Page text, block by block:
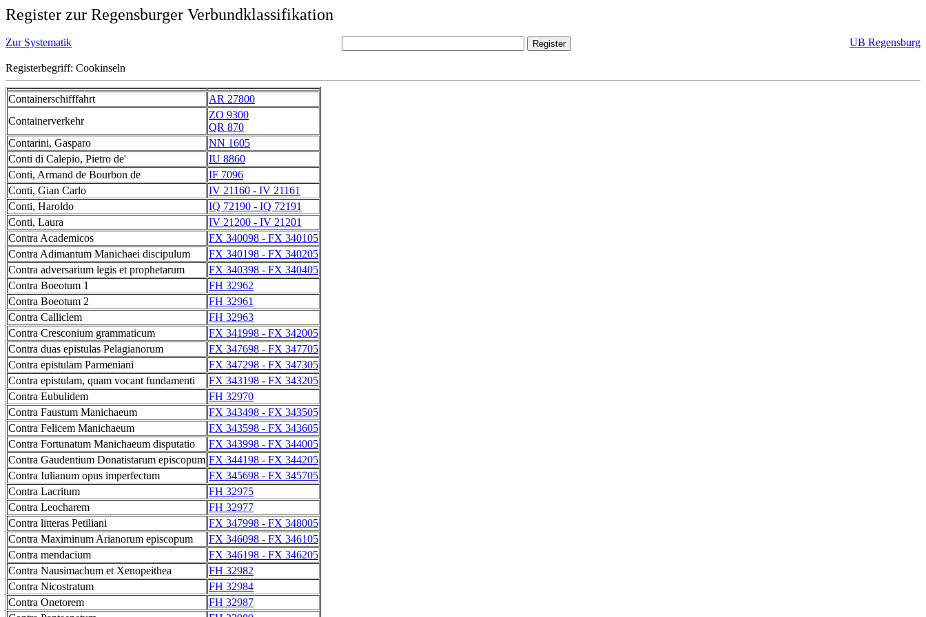
Register zur Regensburger Verbundklassifikation
Zur Systematik UB Regensburg
Registerbegriff: Cookinseln
Containerschifffahrt
AR 27800
Containerverkehr
ZO 9300
QR 870
Contarini, Gasparo
NN 1605
Conti di Calepio, Pietro de'
IU 8860
Conti, Armand de Bourbon de
IF 7096
Conti, Gian Carlo
IV 21160 - IV 21161
Conti, Haroldo
IQ 72190 - IQ 72191
Conti, Laura
IV 21200 - IV 21201
Contra Academicos
FX 340098 - FX 340105
Contra Adimantum Manichaei discipulum
FX 340198 - FX 340205
Contra adversarium legis et prophetarum
FX 340398 - FX 340405
Contra Boeotum 1
FH 32962
Contra Boeotum 2
FH 32961
Contra Calliclem
FH 32963
Contra Cresconium grammaticum
FX 341998 - FX 342005
Contra duas epistulas Pelagianorum
FX 347698 - FX 347705
Contra epistulam Parmeniani
FX 347298 - FX 347305
Contra epistulam, quam vocant fundamenti
FX 343198 - FX 343205
Contra Eubulidem
FH 32970
Contra Faustum Manichaeum
FX 343498 - FX 343505
Contra Felicem Manichaeum
FX 343598 - FX 343605
Contra Fortunatum Manichaeum disputatio
FX 343998 - FX 344005
Contra Gaudentium Donatistarum episcopum FX 344198 - FX 344205
Contra Iulianum opus imperfectum
FX 345698 - FX 345705
Contra Lacritum
FH 32975
Contra Leocharem
FH 32977
Contra litteras Petiliani
FX 347998 - FX 348005
Contra Maximinum Arianorum episcopum
FX 346098 - FX 346105
Contra mendacium
FX 346198 - FX 346205
Contra Nausimachum et Xenopeithea
FH 32982
Contra Nicostratum
FH 32984
Contra Onetorem
FH 32987